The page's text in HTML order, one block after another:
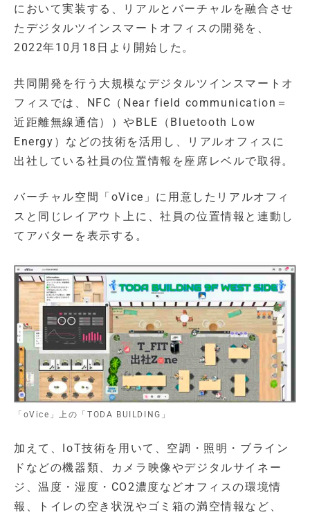
において実装する、リアルとバーチャルを融合させ
たデジタルツインスマートオフィスの開発を、
2022年10月18日より開始した。
共同開発を行う大規模なデジタルツインスマートオ
フィスでは、NFC（Near field communication＝
近距離無線通信））やBLE（Bluetooth Low
Energy）などの技術を活用し、リアルオフィスに
出社している社員の位置情報を座席レベルで取得。
バーチャル空間「oVice」に用意したリアルオフィ
スと同じレイアウト上に、社員の位置情報と連動し
てアバターを表示する。
「oVice」上の「TODA BUILDING」
加えて、IoT技術を用いて、空調・照明・ブライン
ドなどの機器類、カメラ映像やデジタルサイネー
ジ、温度・湿度・CO2濃度などオフィスの環境情
報、トイレの空き状況やゴミ箱の満空情報など、